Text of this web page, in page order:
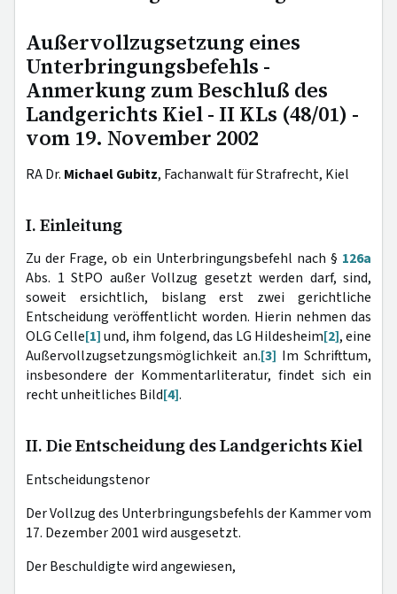
Außervollzugsetzung eines
Unterbringungsbefehls -
Anmerkung zum Beschluß des
Landgerichts Kiel - II KLs (48/01) -
vom 19. November 2002
RA Dr. Michael Gubitz, Fachanwalt für Strafrecht, Kiel
I. Einleitung
Zu der Frage, ob ein Unterbringungsbefehl nach § 126a
Abs. 1 StPO außer Vollzug gesetzt werden darf, sind,
soweit ersichtlich, bislang erst zwei gerichtliche
Entscheidung veröffentlicht worden. Hierin nehmen das
OLG Celle[1]und, ihm folgend, das LG Hildesheim[2], eine
Außervollzugsetzungsmöglichkeit an.[3] Im Schrifttum,
insbesondere der Kommentarliteratur, findet sich ein
recht unheitliches Bild[4].
II. Die Entscheidung des Landgerichts Kiel
Entscheidungstenor
Der Vollzug des Unterbringungsbefehls der Kammer vom
17. Dezember 2001 wird ausgesetzt.
Der Beschuldigte wird angewiesen,